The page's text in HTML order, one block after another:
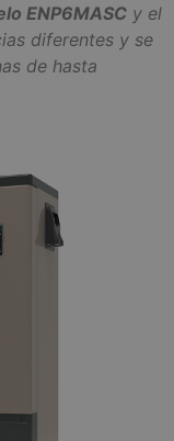
ENP6MASC y el
diferentes y se
de hasta